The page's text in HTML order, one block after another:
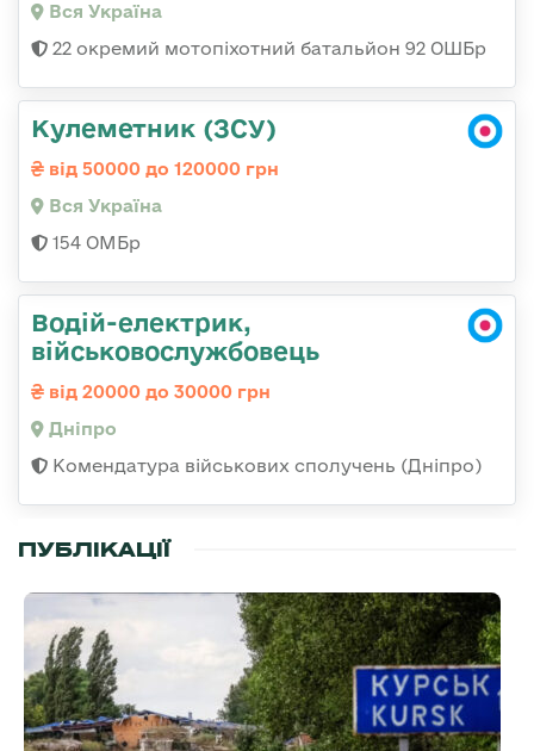
Вся Україна
22 окремий мотопіхотний батальйон 92 ОШБр
Кулеметник (ЗСУ)
від 50000 до 120000 грн
Вся Україна
154 ОМБр
Водій-електрик,
військовослужбовець
від 20000 до 30000 грн
Дніпро
Комендатура військових сполучень (Дніпро)
ПУБЛІКАЦІЇ